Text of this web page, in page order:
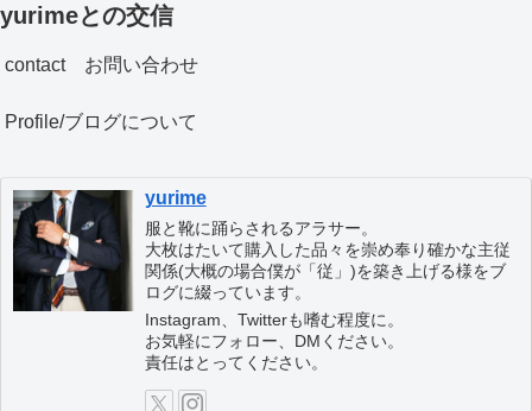
yurimeとの交信
contact お問い合わせ
Profile/ブログについて
yurime
服と靴に踊らされるアラサー。
大枚はたいて購入した品々を崇め奉り確かな主従
関係(大概の場合僕が「従」)を築き上げる様をブ
ログに綴っています。
Instagram、Twitterも嗜む程度に。
お気軽にフォロー、DMください。
責任はとってください。